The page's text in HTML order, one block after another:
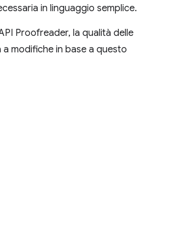
in linguaggio semplice.
Proofreader, la qualità delle
modifiche in base a questo